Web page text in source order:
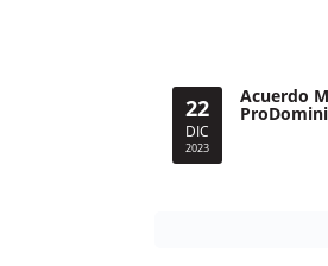
22
DIC
2023
Acuerdo